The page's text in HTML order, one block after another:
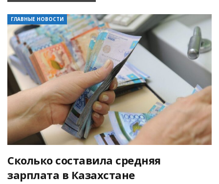
ГЛАВНЫЕ НОВОСТИ
Сколько составила средняя
зарплата в Казахстане